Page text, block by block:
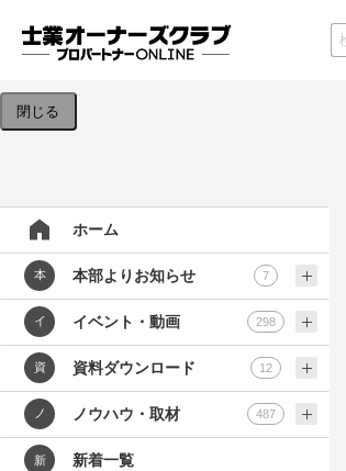
検索条件を入力してください。
閉じる
ホーム
本 本部よりお知らせ 7
イ イベント・動画 298
資 資料ダウンロード 12
ノ ノウハウ・取材 487
新 新着一覧